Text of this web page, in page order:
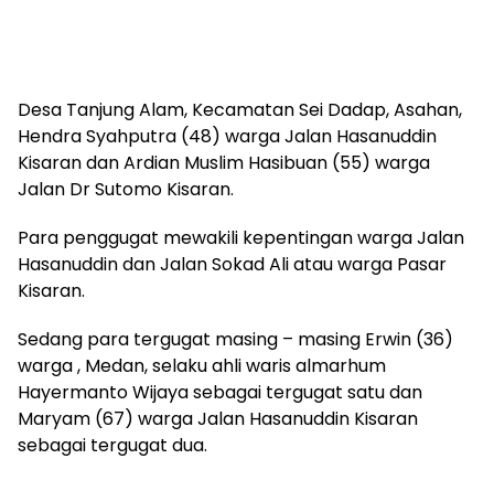
Desa Tanjung Alam, Kecamatan Sei Dadap, Asahan,
Hendra Syahputra (48) warga Jalan Hasanuddin
Kisaran dan Ardian Muslim Hasibuan (55) warga
Jalan Dr Sutomo Kisaran.
Para penggugat mewakili kepentingan warga Jalan
Hasanuddin dan Jalan Sokad Ali atau warga Pasar
Kisaran.
Sedang para tergugat masing – masing Erwin (36)
warga , Medan, selaku ahli waris almarhum
Hayermanto Wijaya sebagai tergugat satu dan
Maryam (67) warga Jalan Hasanuddin Kisaran
sebagai tergugat dua.